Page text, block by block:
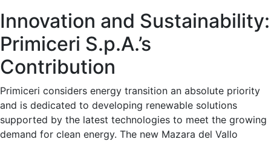
Innovation and Sustainability:
Primiceri S.p.A.’s
Contribution
Primiceri considers energy transition an absolute priority
and is dedicated to developing renewable solutions
supported by the latest technologies to meet the growing
demand for clean energy. The new Mazara del Vallo